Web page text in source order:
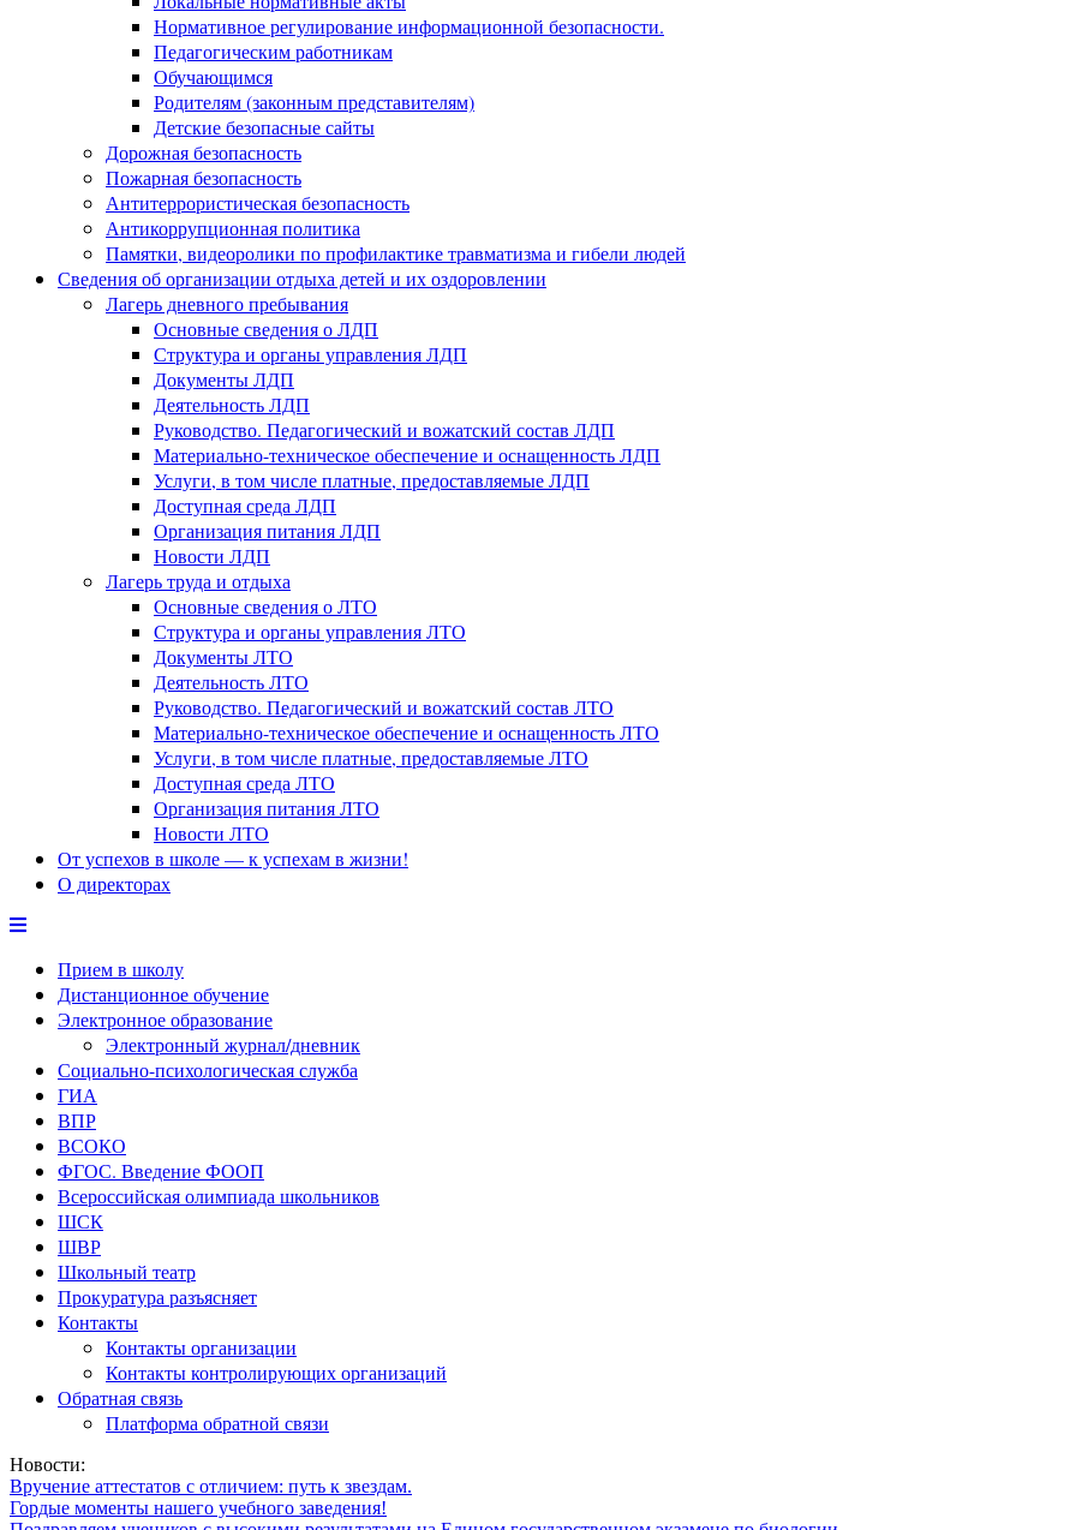
Нормативное регулирование информационной безопасности.
Педагогическим работникам
Обучающимся
Родителям (законным представителям)
Детские безопасные сайты
Дорожная безопасность
Пожарная безопасность
Антитеррористическая безопасность
Антикоррупционная политика
Памятки, видеоролики по профилактике травматизма и гибели людей
Сведения об организации отдыха детей и их оздоровлении
Лагерь дневного пребывания
Основные сведения о ЛДП
Структура и органы управления ЛДП
Документы ЛДП
Деятельность ЛДП
Руководство. Педагогический и вожатский состав ЛДП
Материально-техническое обеспечение и оснащенность ЛДП
Услуги, в том числе платные, предоставляемые ЛДП
Доступная среда ЛДП
Организация питания ЛДП
Новости ЛДП
Лагерь труда и отдыха
Основные сведения о ЛТО
Структура и органы управления ЛТО
Документы ЛТО
Деятельность ЛТО
Руководство. Педагогический и вожатский состав ЛТО
Материально-техническое обеспечение и оснащенность ЛТО
Услуги, в том числе платные, предоставляемые ЛТО
Доступная среда ЛТО
Организация питания ЛТО
Новости ЛТО
От успехов в школе — к успехам в жизни!
О директорах
Прием в школу
Дистанционное обучение
Электронное образование
Электронный журнал/дневник
Социально-психологическая служба
ГИА
ВПР
ВСОКО
ФГОС. Введение ФООП
Всероссийская олимпиада школьников
ШСК
ШВР
Школьный театр
Прокуратура разъясняет
Контакты
Контакты организации
Контакты контролирующих организаций
Обратная связь
Платформа обратной связи
Новости:
Вручение аттестатов с отличием: путь к звездам.
Гордые моменты нашего учебного заведения!